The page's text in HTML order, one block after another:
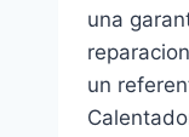
una
un